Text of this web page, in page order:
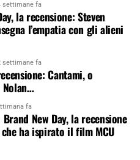
settimane fa
la recensione: Steven
l’empatia con gli alieni
settimane fa
Cantami, o
fa
New Day, la recensione
ha ispirato il film MCU